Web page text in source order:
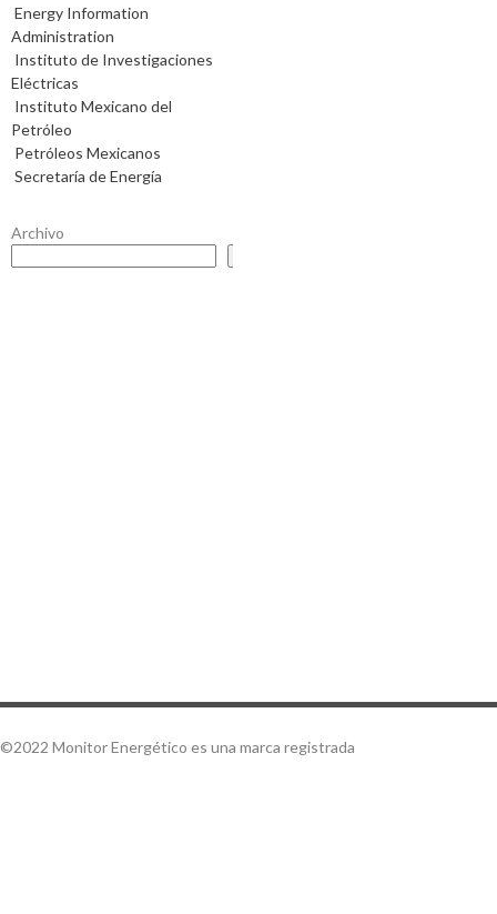
Energy Information
Administration
Instituto de Investigaciones
Eléctricas
Instituto Mexicano del
Petróleo
Petróleos Mexicanos
Secretaría de Energía
Archivo
©2022 Monitor Energético es una marca registrada